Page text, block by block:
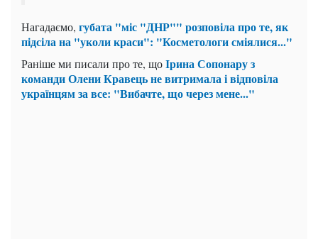
Нагадаємо, губата "міс "ДНР"" розповіла про те, як
підсіла на "уколи краси": "Косметологи сміялися..."
Раніше ми писали про те, щоІрина Сопонару з
команди Олени Кравець не витримала і відповіла
українцям за все: "Вибачте, що через мене..."